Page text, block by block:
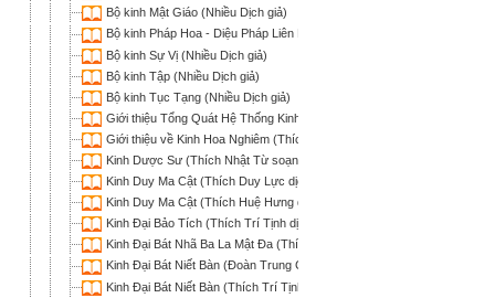
Bộ kinh Mật Giáo (Nhiều Dịch giả)
Bộ kinh Pháp Hoa - Diệu Pháp Liên Hoa (Nhiều Dịch giả)
Bộ kinh Sự Vị (Nhiều Dịch giả)
Bộ kinh Tập (Nhiều Dịch giả)
Bộ kinh Tục Tạng (Nhiều Dịch giả)
Giới thiệu Tổng Quát Hệ Thống Kinh Điển Hán Tạng (Đào Nguyên)
Giới thiệu về Kinh Hoa Nghiêm (Thích Trí Quảng)
Kinh Dược Sư (Thích Nhật Từ soạn dịch)
Kinh Duy Ma Cật (Thích Duy Lực dịch)
Kinh Duy Ma Cật (Thích Huệ Hưng dịch)
Kinh Đại Bảo Tích (Thích Trí Tịnh dịch)
Kinh Đại Bát Nhã Ba La Mật Đa (Thích Trí Nghiêm dịch)
Kinh Đại Bát Niết Bàn (Đoàn Trung Còn & Nguyễn Minh Tiến dịch)
Kinh Đại Bát Niết Bàn (Thích Trí Tịnh dịch)